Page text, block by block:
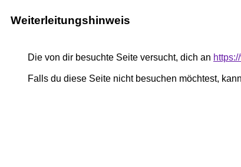
Weiterleitungshinweis
Die von dir besuchte Seite versucht, dich an
Falls du diese Seite nicht besuchen möchtest,